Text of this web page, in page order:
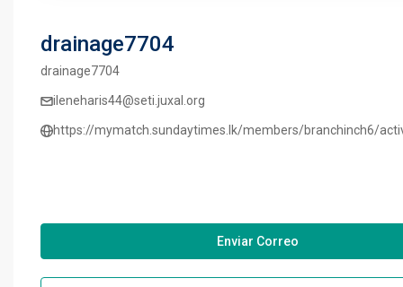
drainage7704
drainage7704
ileneharis44@seti.juxal.org
https://mymatch.sundaytimes.lk/members/branchinch6/
Enviar Correo